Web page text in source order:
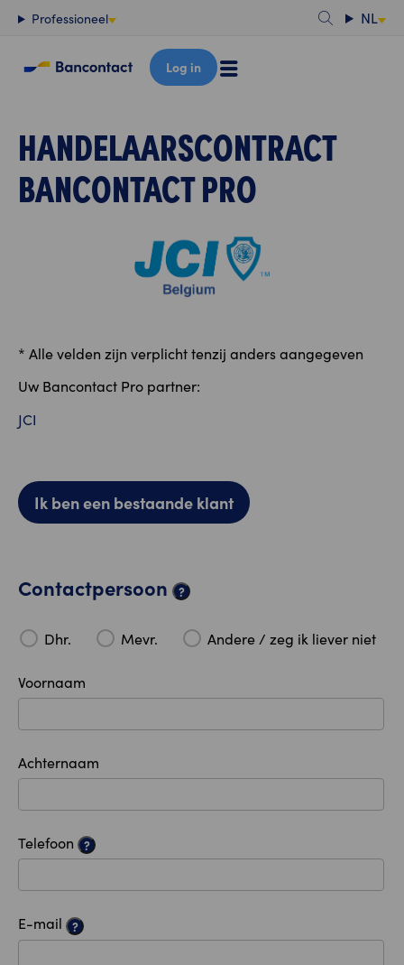
Content
Professioneel NL
Log in
HANDELAARSCONTRACT
BANCONTACT PRO
* Alle velden zijn verplicht tenzij anders aangegeven
Uw Bancontact Pro partner:
JCI
Ik ben een bestaande klant
Contactpersoon ?
Dhr. Mevr. Andere / zeg ik liever niet
Voornaam
Achternaam
Telefoon ?
E-mail ?